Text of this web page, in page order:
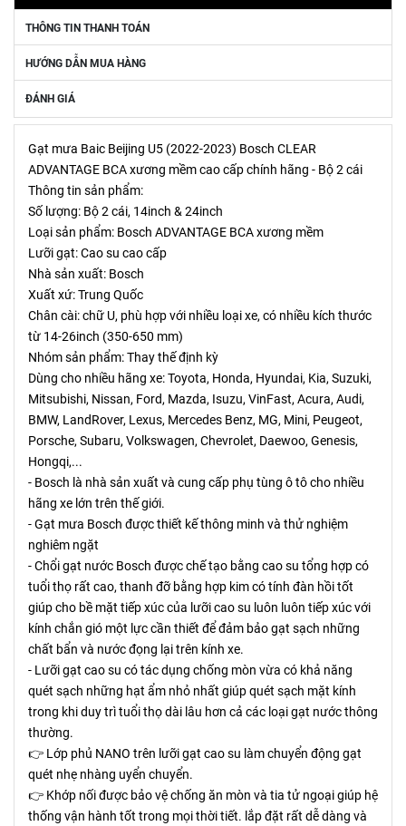
THÔNG TIN THANH TOÁN
HƯỚNG DẪN MUA HÀNG
ĐÁNH GIÁ
Gạt mưa Baic Beijing U5 (2022-2023) Bosch CLEAR
ADVANTAGE BCA xương mềm cao cấp chính hãng - Bộ 2 cái
Thông tin sản phẩm:
Số lượng: Bộ 2 cái, 14inch & 24inch
Loại sản phẩm: Bosch ADVANTAGE BCA xương mềm
Lưỡi gạt: Cao su cao cấp
Nhà sản xuất: Bosch
Xuất xứ: Trung Quốc
Chân cài: chữ U, phù hợp với nhiều loại xe, có nhiều kích thước
từ 14-26inch (350-650 mm)
Nhóm sản phẩm: Thay thế định kỳ
Dùng cho nhiều hãng xe: Toyota, Honda, Hyundai, Kia, Suzuki,
Mitsubishi, Nissan, Ford, Mazda, Isuzu, VinFast, Acura, Audi,
BMW, LandRover, Lexus, Mercedes Benz, MG, Mini, Peugeot,
Porsche, Subaru, Volkswagen, Chevrolet, Daewoo, Genesis,
Hongqi,...
- Bosch là nhà sản xuất và cung cấp phụ tùng ô tô cho nhiều
hãng xe lớn trên thế giới.
- Gạt mưa Bosch được thiết kế thông minh và thử nghiệm
nghiêm ngặt
- Chổi gạt nước Bosch được chế tạo bằng cao su tổng hợp có
tuổi thọ rất cao, thanh đỡ bằng hợp kim có tính đàn hồi tốt
giúp cho bề mặt tiếp xúc của lưỡi cao su luôn luôn tiếp xúc với
kính chắn gió một lực cần thiết để đảm bảo gạt sạch những
chất bẩn và nước đọng lại trên kính xe.
- Lưỡi gạt cao su có tác dụng chống mòn vừa có khả năng
quét sạch những hạt ẩm nhỏ nhất giúp quét sạch mặt kính
trong khi duy trì tuổi thọ dài lâu hơn cả các loại gạt nước thông
thường.
👉 Lớp phủ NANO trên lưỡi gạt cao su làm chuyển động gạt
quét nhẹ nhàng uyển chuyển.
👉 Khớp nối được bảo vệ chống ăn mòn và tia tử ngoại giúp hệ
thống vận hành tốt trong mọi thời tiết. lắp đặt rất dễ dàng và